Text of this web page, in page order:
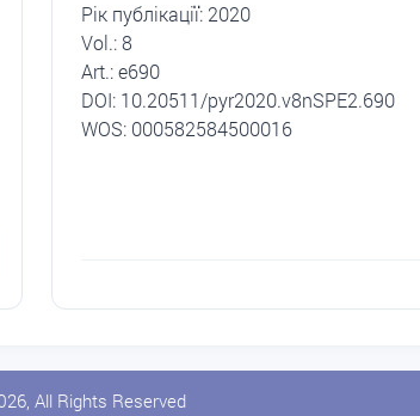
Рік публікації: 2020
Vol.: 8
Art.: e690
DОI: 10.20511/pyr2020.v8nSPE2.690
WOS: 000582584500016
All Rights Reserved